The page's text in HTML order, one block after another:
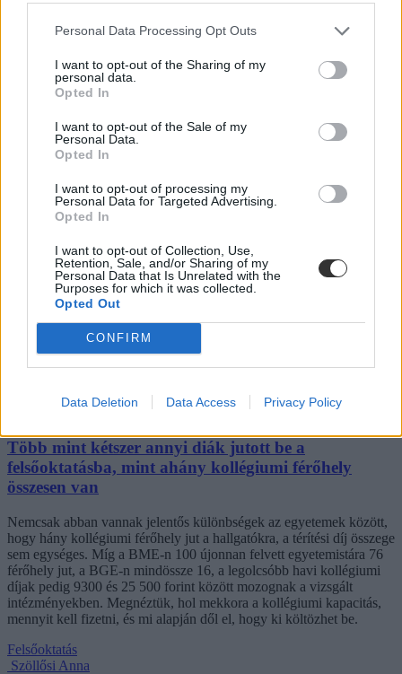
Personal Data Processing Opt Outs
I want to opt-out of the Sharing of my
personal data.
Opted In
I want to opt-out of the Sale of my
Personal Data.
Opted In
I want to opt-out of processing my
Personal Data for Targeted Advertising.
Opted In
I want to opt-out of Collection, Use,
Retention, Sale, and/or Sharing of my
Personal Data that Is Unrelated with the
Purposes for which it was collected.
Opted Out
CONFIRM
Data Deletion Data Access Privacy Policy
Hozzászólások
Több mint kétszer annyi diák jutott be a
felsőoktatásba, mint ahány kollégiumi férőhely
összesen van
Nemcsak abban vannak jelentős különbségek az egyetemek között,
hogy hány kollégiumi férőhely jut a hallgatókra, a térítési díj összege
sem egységes. Míg a BME-n 100 újonnan felvett egyetemistára 76
férőhely jut, a BGE-n mindössze 16, a legolcsóbb havi kollégiumi
díjak pedig 9300 és 25 500 forint között mozognak a vizsgált
intézményekben. Megnéztük, hol mekkora a kollégiumi kapacitás,
mennyit kell fizetni, és mi alapján dől el, hogy ki költözhet be.
Felsőoktatás
Szöllősi Anna